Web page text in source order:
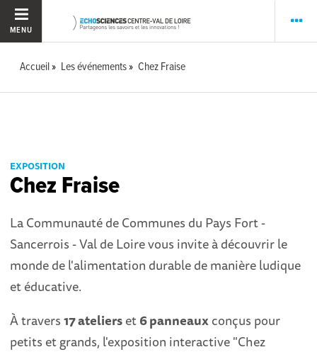
MENU
Accueil Les événements Chez Fraise
EXPOSITION
Chez Fraise
La Communauté de Communes du Pays Fort -
Sancerrois - Val de Loire vous invite à découvrir le
monde de l'alimentation durable de manière ludique
et éducative.
À travers17 atelierset6 panneauxconçus pour
petits et grands, l'exposition interactive "Chez